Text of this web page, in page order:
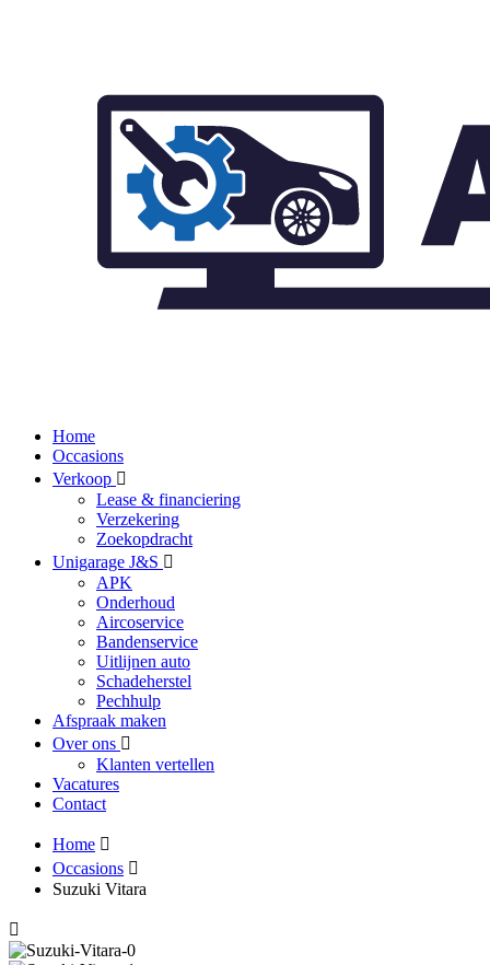
Home
Occasions
Verkoop
Lease & financiering
Verzekering
Zoekopdracht
Unigarage J&S
APK
Onderhoud
Aircoservice
Bandenservice
Uitlijnen auto
Schadeherstel
Pechhulp
Afspraak maken
Over ons
Klanten vertellen
Vacatures
Contact
Home
Occasions
Suzuki Vitara